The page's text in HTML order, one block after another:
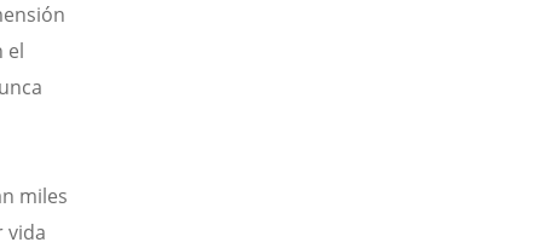
el
miles
vida